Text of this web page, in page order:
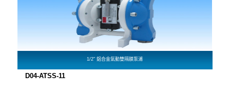
1/2" 鋁合金氣動雙隔膜泵浦
D04-ATSS-11